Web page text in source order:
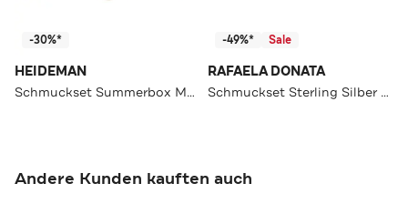
-30%*
HEIDEMAN
Schmuckset Summerbox Monaco silberfarben goldfarben
-49%* Sale
RAFAELA DONATA
Schmuckset Sterling Silber OneColor
Andere Kunden kauften auch